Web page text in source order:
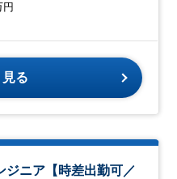
円
る
ジニア【時差出勤可／